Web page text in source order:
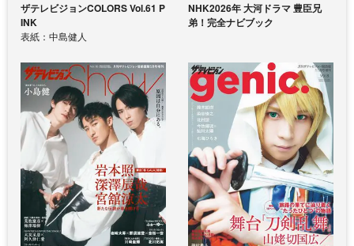
ザテレビジョンCOLORS Vol.61 P
INK
表紙：中島健人
NHK2026年 大河ドラマ 豊臣兄
弟！完全ナビブック